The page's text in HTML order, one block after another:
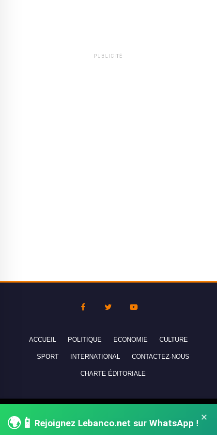
PUBLICITÉ
×
🌍📱 Rejoignez Lebanco.net sur WhatsApp !
ACCUEIL POLITIQUE ECONOMIE CULTURE
SPORT INTERNATIONAL CONTACTEZ-NOUS
CHARTE ÉDITORIALE
réservés - All rights reserved.